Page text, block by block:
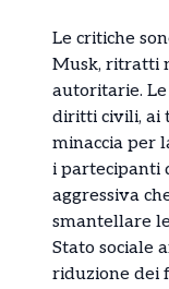
Le critiche
Musk, ritratti
autoritarie. Le
diritti civili, ai
minaccia per
i partecipanti
aggressiva
smantellare
Stato sociale
riduzione dei